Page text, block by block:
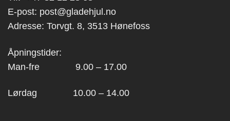
E-post: post@gladehjul.no
Adresse: Torvgt. 8, 3513 Hønefoss
Åpningstider:
Man-fre 9.00 – 17.00
Lørdag 10.00 – 14.00